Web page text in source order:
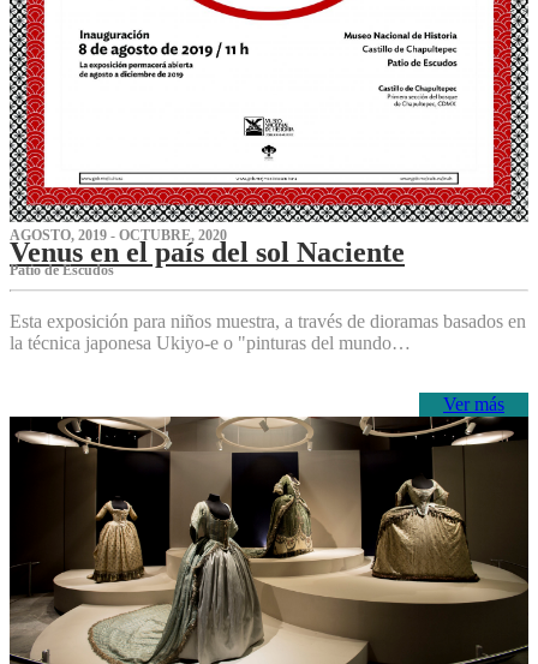
AGOSTO, 2019 - OCTUBRE, 2020
Venus en el país del sol Naciente
P‌atio de Escudos
Esta exposición para niños muestra, a través de dioramas basados en
la técnica japonesa Ukiyo-e o "pinturas del mundo…
Ver más